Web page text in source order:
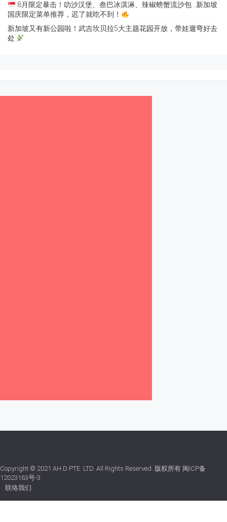
8月限定暴击！叻沙汉堡、叁巴冰淇淋、辣椒螃蟹流沙包…新加坡
国庆限定菜单推荐，迟了就吃不到！
新加坡又有新公园啦！武吉坎贝拉5大主题花园开放，带娃遛弯好去
处
Copyright © 2021 AH.D PTE. LTD. All Rights Reserved. 版权所有 闽ICP备
12023163号-3
联络我们